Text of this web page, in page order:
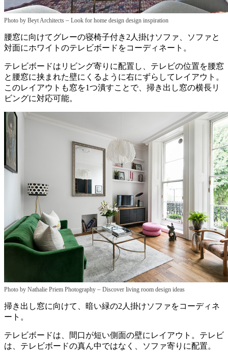
Photo by Beyt Architects – Look for home design design inspiration
腰窓に向けてグレーの寝椅子付き2人掛けソファ、ソファと
対面にホワイトのテレビボードをコーディネート。
テレビボードはリビング寄りに配置し、テレビの位置を腰窓
と腰窓に挟まれた壁にくるように右にずらしてレイアウト。
このレイアウトも窓を1つ潰すことで、掃き出し窓の横長リ
ビングに対応可能。
Photo by Nathalie Priem Photography – Discover living room design ideas
掃き出し窓に向けて、暗い緑の2人掛けソファをコーディネ
ート。
テレビボードは、間口が短い側面の壁にレイアウト。テレビ
は、テレビボードの真ん中ではなく、ソファ寄りに配置。